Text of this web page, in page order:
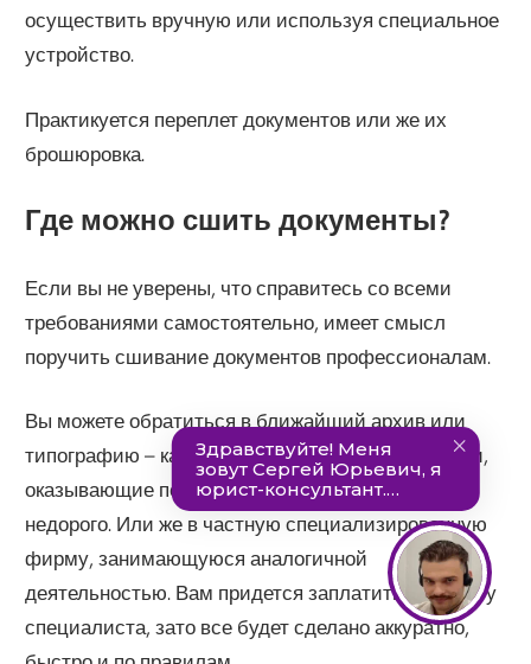
осуществить вручную или используя специальное
устройство.
Практикуется переплет документов или же их
брошюровка.
Где можно сшить документы?
Если вы не уверены, что справитесь со всеми
требованиями самостоятельно, имеет смысл
поручить сшивание документов профессионалам.
Вы можете обратиться в ближайший архив или
типографию – как правило, у них есть сотрудники,
оказывающие подобные услуги качественно и
недорого. Или же в частную специализированную
фирму, занимающуюся аналогичной
деятельностью. Вам придется заплатить за работу
специалиста, зато все будет сделано аккуратно,